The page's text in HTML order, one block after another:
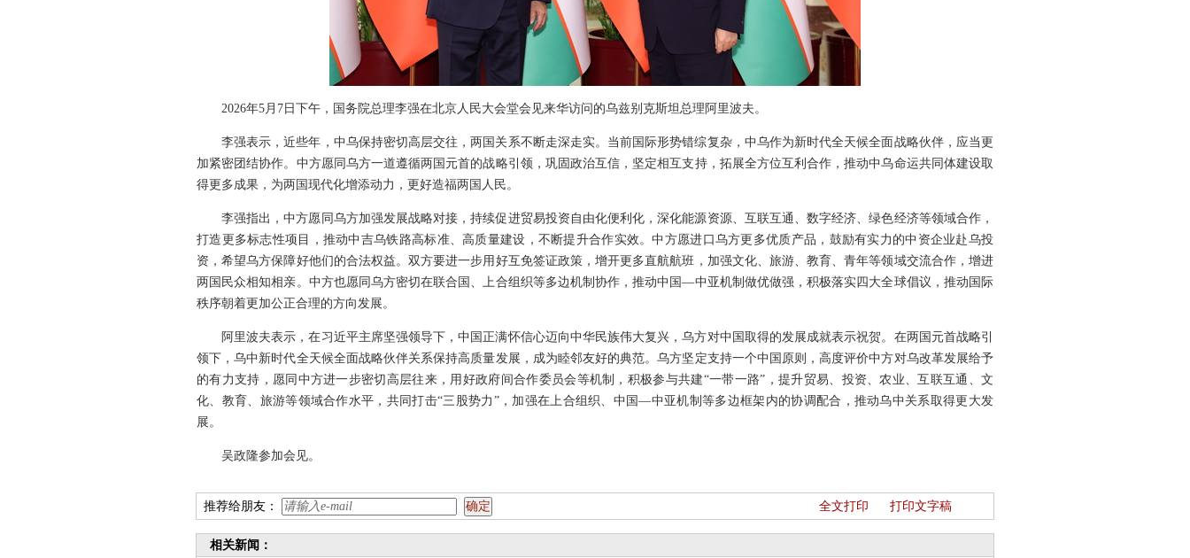
2026年5月7日下午，国务院总理李强在北京人民大会堂会见来华访问的乌兹别克斯坦总理阿里波夫。
李强表示，近些年，中乌保持密切高层交往，两国关系不断走深走实。当前国际形势错综复杂，中乌作为新时代全天候全面战略伙伴，应当更
加紧密团结协作。中方愿同乌方一道遵循两国元首的战略引领，巩固政治互信，坚定相互支持，拓展全方位互利合作，推动中乌命运共同体建设取
得更多成果，为两国现代化增添动力，更好造福两国人民。
李强指出，中方愿同乌方加强发展战略对接，持续促进贸易投资自由化便利化，深化能源资源、互联互通、数字经济、绿色经济等领域合作，
打造更多标志性项目，推动中吉乌铁路高标准、高质量建设，不断提升合作实效。中方愿进口乌方更多优质产品，鼓励有实力的中资企业赴乌投
资，希望乌方保障好他们的合法权益。双方要进一步用好互免签证政策，增开更多直航航班，加强文化、旅游、教育、青年等领域交流合作，增进
两国民众相知相亲。中方也愿同乌方密切在联合国、上合组织等多边机制协作，推动中国—中亚机制做优做强，积极落实四大全球倡议，推动国际
秩序朝着更加公正合理的方向发展。
阿里波夫表示，在习近平主席坚强领导下，中国正满怀信心迈向中华民族伟大复兴，乌方对中国取得的发展成就表示祝贺。在两国元首战略引
领下，乌中新时代全天候全面战略伙伴关系保持高质量发展，成为睦邻友好的典范。乌方坚定支持一个中国原则，高度评价中方对乌改革发展给予
的有力支持，愿同中方进一步密切高层往来，用好政府间合作委员会等机制，积极参与共建“一带一路”，提升贸易、投资、农业、互联互通、文
化、教育、旅游等领域合作水平，共同打击“三股势力”，加强在上合组织、中国—中亚机制等多边框架内的协调配合，推动乌中关系取得更大发
展。
吴政隆参加会见。
推荐给朋友： 全文打印 打印文字稿
相关新闻：